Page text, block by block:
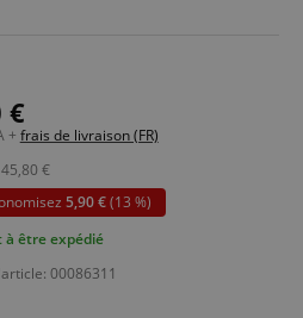
€
+ frais de livraison (FR)
45,80 €
5,90 €(13 %)
à être expédié
00086311